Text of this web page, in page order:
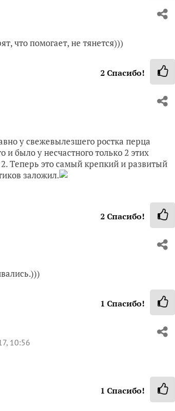
что помогает, не тянется)))
2 Спасибо!
у свежевылезшего ростка перца
было у несчастного только 2 этих
Теперь это самый крепкий и развитый
заложил.
2 Спасибо!
1 Спасибо!
10:56
1 Спасибо!